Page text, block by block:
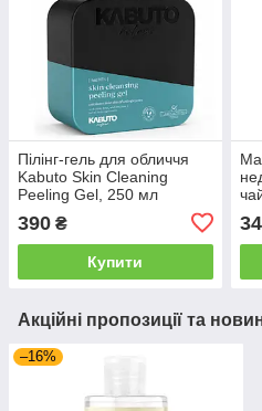
Пілінг‑гель для обличчя
Kabuto Skin Cleaning
Peeling Gel, 250 мл
390 ₴
Купити
50
Акційні пропозиції та
–16%